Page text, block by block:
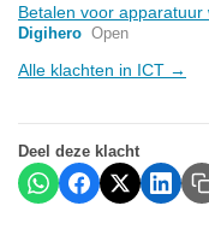
Betalen voor
Digihero Open
Alle klachten in ICT →
Deel deze klacht